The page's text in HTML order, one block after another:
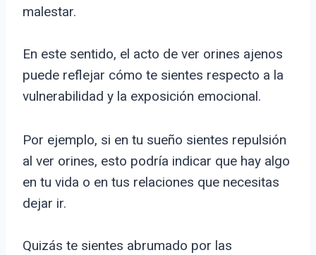
malestar.
En este sentido, el acto de ver orines ajenos
puede reflejar cómo te sientes respecto a la
vulnerabilidad y la exposición emocional.
Por ejemplo, si en tu sueño sientes repulsión
al ver orines, esto podría indicar que hay algo
en tu vida o en tus relaciones que necesitas
dejar ir.
Quizás te sientes abrumado por las